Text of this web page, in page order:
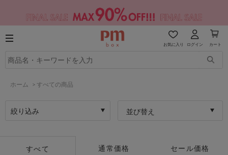
お気に入り ログイン カート
ホーム > すべての商品
絞り込み 並び替え
すべて 通常価格 セール価格